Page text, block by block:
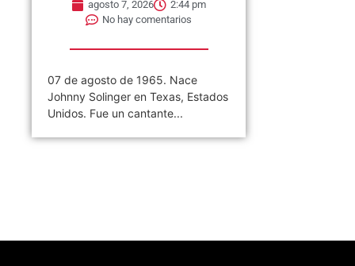
agosto 7, 2026
2:44 pm
No hay comentarios
07 de agosto de 1965. Nace
Johnny Solinger en Texas, Estados
Unidos. Fue un cantante...